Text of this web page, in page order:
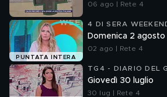
06 ago | Rete 4
PUNTATA INTERA
4 DI SERA
Domenica 2 agosto
02 ago | Rete 4
TG4 - DIARIO DEL
Giovedì 30 luglio
30 lug | Rete 4